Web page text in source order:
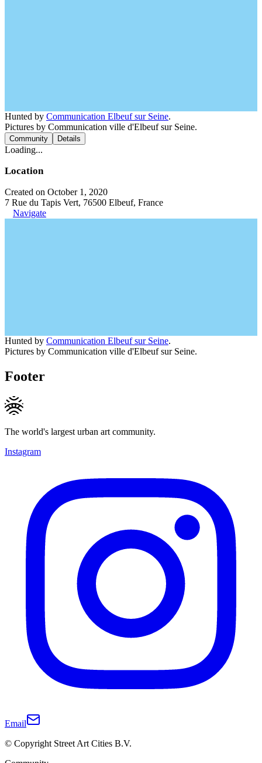
Hunted by Communication Elbeuf sur Seine.
Pictures by Communication ville d'Elbeuf sur Seine.
Community Details
Loading...
Location
Created on October 1, 2020
7 Rue du Tapis Vert, 76500 Elbeuf, France
Navigate
Hunted by Communication Elbeuf sur Seine.
Pictures by Communication ville d'Elbeuf sur Seine.
Footer
The world's largest urban art community.
Instagram
Email
© Copyright Street Art Cities B.V.